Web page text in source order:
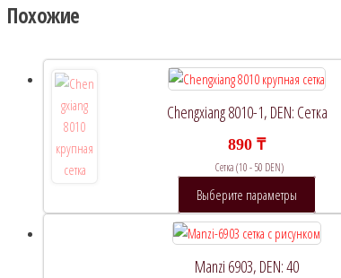
Похожие
Chengxiang 8010-1, DEN: Сетка
890 ₸
Сетка (10 - 50 DEN)
Выберите параметры
товар
имеет
Manzi 6903, DEN: 40